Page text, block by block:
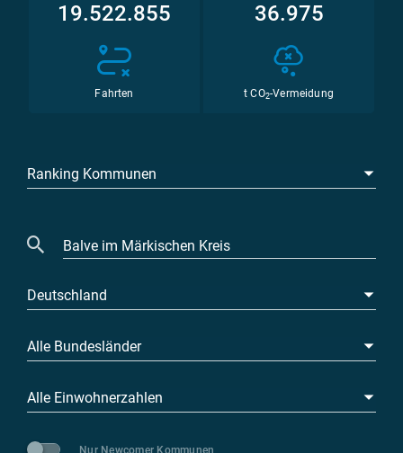
19.522.855
Fahrten
36.975
t CO2-Vermeidung
Ranking Kommunen
Deutschland
Alle Bundesländer
Alle Einwohnerzahlen
Nur Newcomer Kommunen